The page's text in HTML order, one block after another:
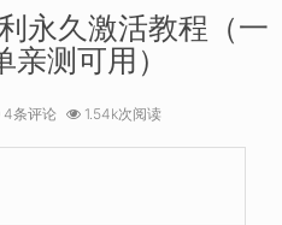
永久激活教程（一
测可用）
4条评论 1.54k次阅读